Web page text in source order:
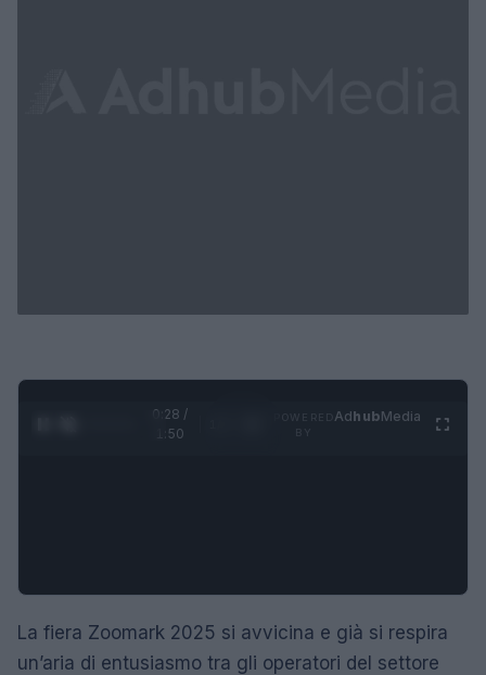
0:29 /
1:50
AdhubMedia
La fiera Zoomark 2025 si avvicina e già si respira
un’aria di entusiasmo tra gli operatori del settore